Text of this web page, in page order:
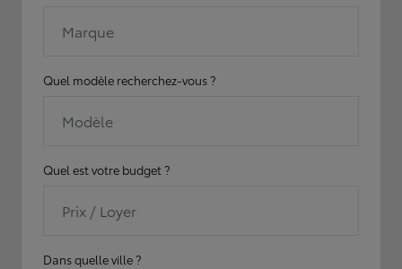
Marque
Quel modèle recherchez-vous ?
Modèle
Quel est votre budget ?
Prix / Loyer
Dans quelle ville ?